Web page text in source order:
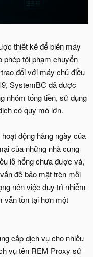
thiết kế để biến máy
phép tội phạm chuyển
đổi với máy chủ điều
SystemBC đã được
nhóm tống tiền, sử dụng
có quy mô lớn.
động hàng ngày của
của những nhà cung
lỗ hổng chưa được vá,
đề bảo mật trên mỗi
nên việc duy trì nhiễm
vẫn tồn tại hơn một
cấp dịch vụ cho nhiều
vụ tên REM Proxy sử